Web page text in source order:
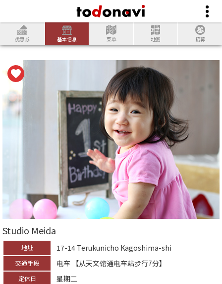
优惠券 基本信息 菜单 地图 招募
Studio Meida
地址 17-14 Terukunicho Kagoshima-shi
交通手段 电车 【从天文馆通电车站步行7分】
定休日 星期二